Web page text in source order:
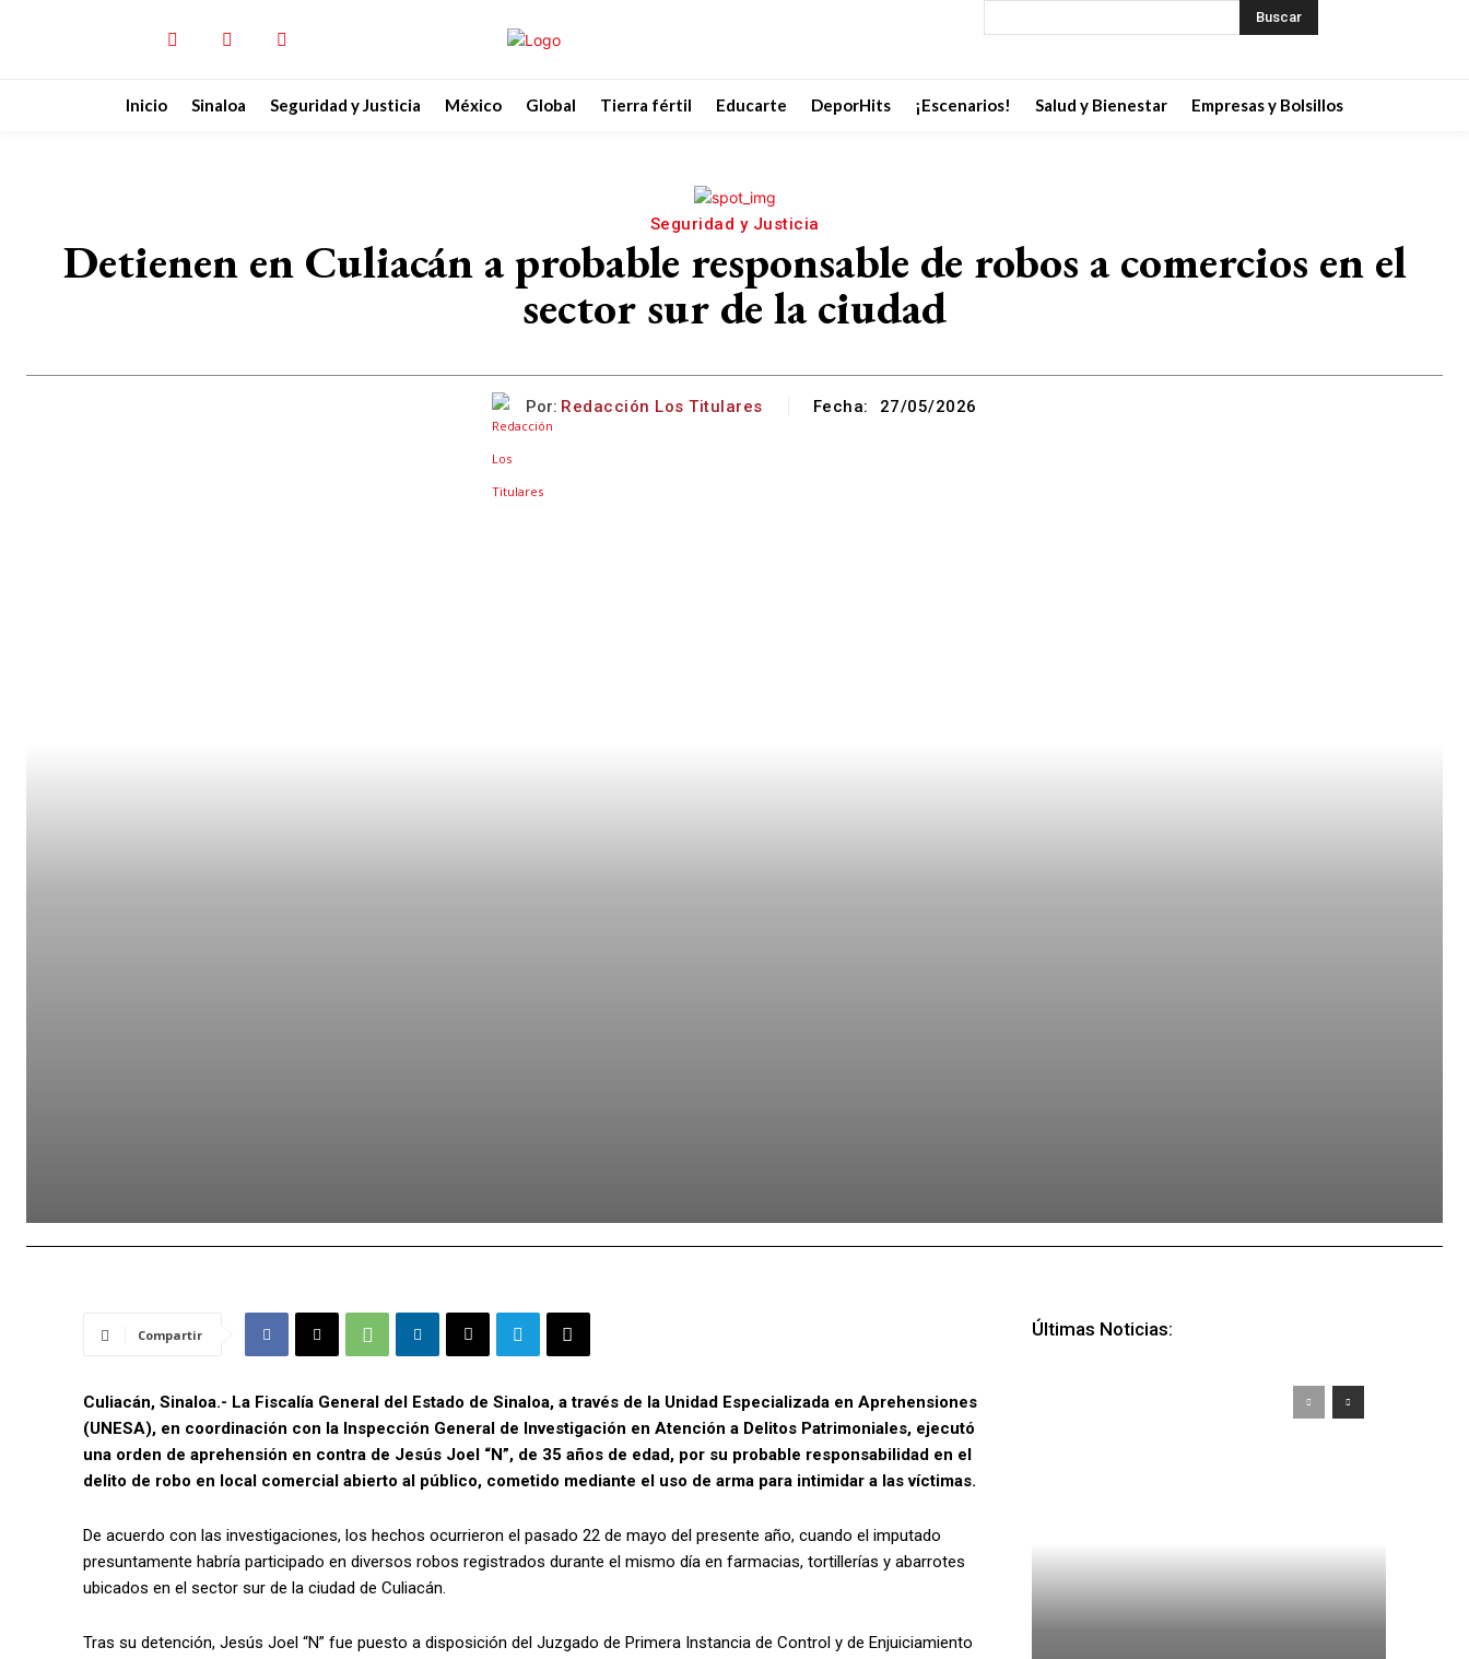
Buscar
Inicio Sinaloa Seguridad y Justicia México Global Tierra fértil Educarte DeporHits ¡Escenarios! Salud y Bienestar Empresas y Bolsillos
Seguridad y Justicia
Detienen en Culiacán a probable responsable de robos a comercios en el
sector sur de la ciudad
Por: Redacción Los Titulares Fecha: 27/05/2026
Compartir
Culiacán, Sinaloa.- La Fiscalía General del Estado de Sinaloa, a través de la Unidad Especializada en Aprehensiones
(UNESA), en coordinación con la Inspección General de Investigación en Atención a Delitos Patrimoniales, ejecutó
una orden de aprehensión en contra de Jesús Joel “N”, de 35 años de edad, por su probable responsabilidad en el
delito de robo en local comercial abierto al público, cometido mediante el uso de arma para intimidar a las víctimas.
De acuerdo con las investigaciones, los hechos ocurrieron el pasado 22 de mayo del presente año, cuando el imputado
presuntamente habría participado en diversos robos registrados durante el mismo día en farmacias, tortillerías y abarrotes
ubicados en el sector sur de la ciudad de Culiacán.
Tras su detención, Jesús Joel “N” fue puesto a disposición del Juzgado de Primera Instancia de Control y de Enjuiciamiento
Últimas Noticias: